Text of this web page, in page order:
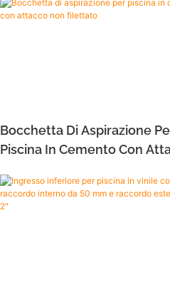
Bocchetta Di Aspirazione
Piscina In Cemento Con